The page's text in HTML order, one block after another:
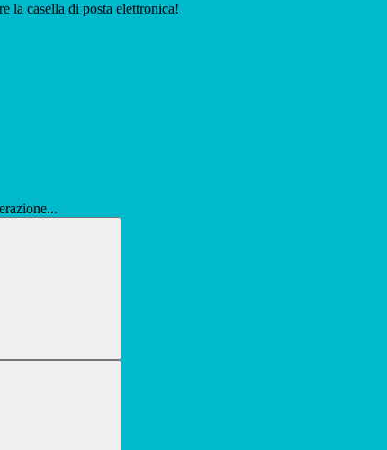
la casella di posta elettronica!